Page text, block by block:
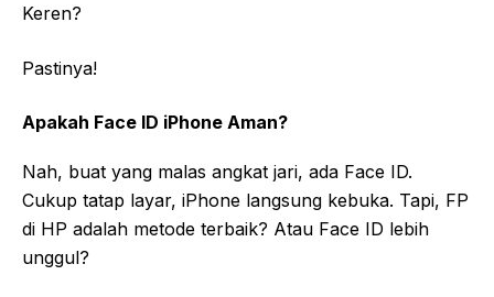
Keren?
Pastinya!
Apakah Face ID iPhone Aman?
Nah, buat yang malas angkat jari, ada Face ID.
Cukup tatap layar, iPhone langsung kebuka. Tapi, FP
di HP adalah metode terbaik? Atau Face ID lebih
unggul?